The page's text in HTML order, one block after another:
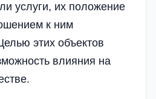
услуги, их положение
к ним
этих объектов
влияния на